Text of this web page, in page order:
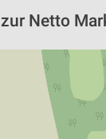
zur Netto